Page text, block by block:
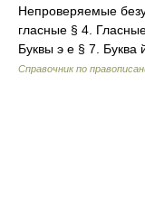
Непроверяемые
гласные § 4.
Буквы э е § 7.
Справочник по